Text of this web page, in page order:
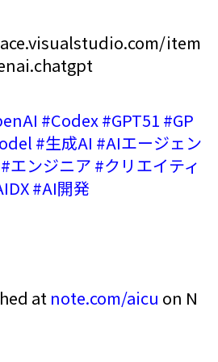
item
#Codex#GPT51 #GP
#生成AI #AIエージェン
#エンジニア #クリエイティ
#AI開発
at note.com/aicu on N